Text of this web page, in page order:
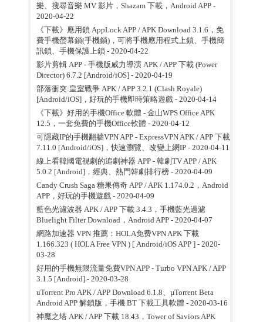
樂、搜尋音樂 MV 影片，Shazam 下載，Android APP-
2020-04-22
《下載》應用鎖 AppLock APP / APK Download 3.1.6，免
費手機螢幕鎖(手機鎖)，可將手機應用程式上鎖、手機簡
訊鎖、手機保護上鎖 - 2020-04-22
影片剪輯 APP - 手機版威力導演 APK / APP 下載 (Power
Director) 6.7.2 [Android/iOS]- 2020-04-19
部落衝突:皇室戰爭 APK / APP 3.2.1 (Clash Royale)
[Android/iOS]，好玩的手機即時策略遊戲- 2020-04-14
《下載》好用的手機Office 軟體 - 金山WPS Office APK
12.5，一套免費的手機Office軟體 - 2020-04-12
可隱藏IP的手機翻牆VPN APP - ExpressVPN APK / APP 下載
7.11.0 [Android/iOS]，快速瀏覽、改變上網IP- 2020-04-11
線上看韓國電視劇的追劇神器 APP - 韓劇TV APP / APK
5.0.2 [Android]，經典、熱門韓劇排行榜- 2020-04-09
Candy Crush Saga 糖果傳奇 APP / APK 1.174.0.2，Android
APP，好玩的手機遊戲- 2020-04-09
藍色光濾波器 APK / APP 下載 3.4.3，手機藍光過濾
Bluelight Filter Download，Android APP- 2020-04-07
網路加速器 VPN 推薦：HOLA免费VPN APK 下載
1.166.323 ( HOLA Free VPN ) [ Android/iOS APP ]- 2020-
03-28
好用的手機無限流量免費VPN APP - Turbo VPN APK / APP
3.1.5 [Android]- 2020-03-28
uTorrent Pro APK / APP Download 6.1.8、µTorrent Beta
Android APP 解鎖版，手機 BT 下載工具軟體 - 2020-03-16
神魔之塔 APK / APP 下載 18.43，Tower of Saviors APK